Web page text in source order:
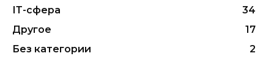
ІТ-сфера
34
Другое
17
Без категории
2